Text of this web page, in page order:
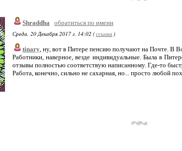
Shraddha
обратиться по имени
Среда, 20 Декабря 2017 г. 14:02 (ссылка )
tinary, ну, вот в Питере пенсию получают на Почте. В
Работники, наверное, везде индивидуальные. Была в
отзывы полностью соответствую написанному. Где-то
Работа, конечно, сильно не сахарная, но... просто любой